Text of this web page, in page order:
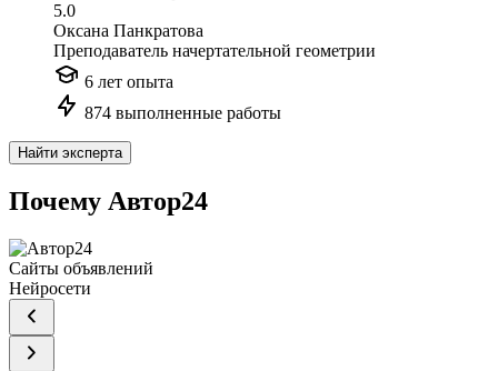
5.0
Оксана Панкратова
Преподаватель начертательной геометрии
6 лет опыта
874 выполненные работы
Найти эксперта
Почему Автор24
Сайты объявлений
Нейросети